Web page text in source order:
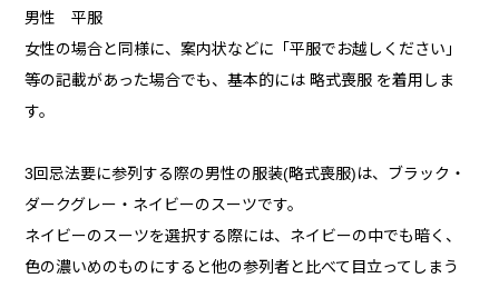
男性 平服
女性の場合と同様に、案内状などに「平服でお越しください」
等の記載があった場合でも、基本的には 略式喪服 を着用しま
す。
3回忌法要に参列する際の男性の服装(略式喪服)は、ブラック・
ダークグレー・ネイビーのスーツです。
ネイビーのスーツを選択する際には、ネイビーの中でも暗く、
色の濃いめのものにすると他の参列者と比べて目立ってしまう